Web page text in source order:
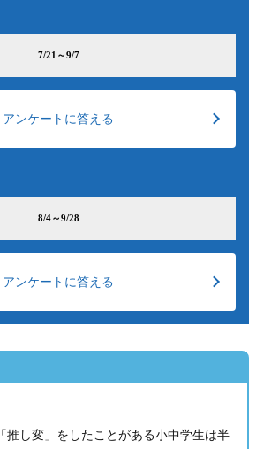
7/21～9/7
アンケートに答える
8/4～9/28
アンケートに答える
「推し変」をしたことがある小中学生は半